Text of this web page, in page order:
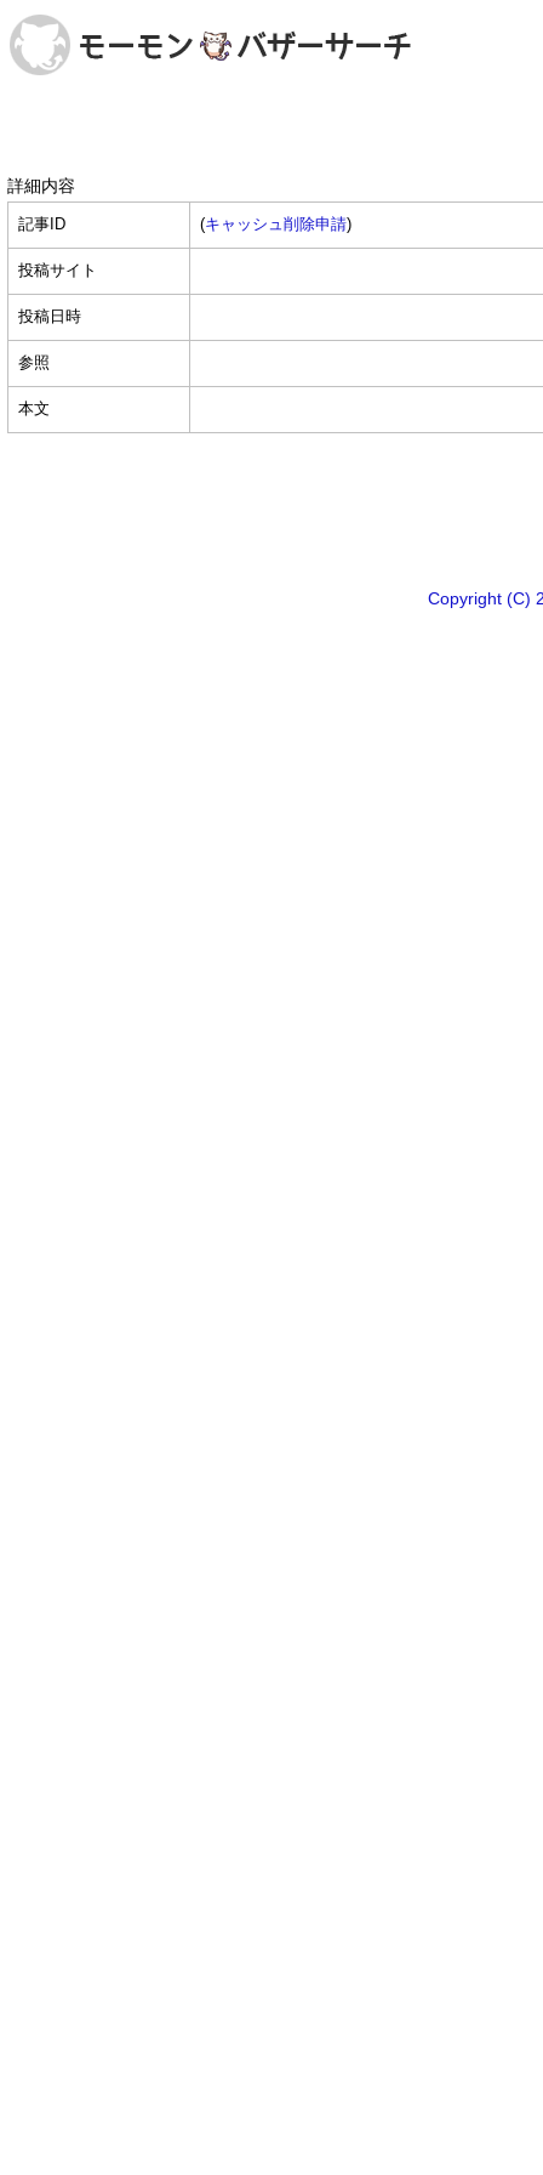
詳細内容
記事ID (キャッシュ削除申請)
投稿サイト
投稿日時
参照
本文
Copyright (C)